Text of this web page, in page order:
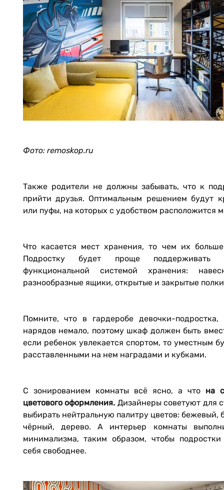
Фото: remoskop.ru
Также родители не должны забывать, что к
прийти друзья. Оптимальным решением будут
или пуфы, на которых с удобством расположится
Что касается мест хранения, то чем их
Подростку будет проще поддерживать
функциональной системой хранения:
разнообразные ящики, открытые и закрытые
Помните, что в гардеробе девочки-подростка,
нарядов немало, поэтому шкаф должен быть
если ребенок увлекается спортом, то уместным
расставленными на нем наградами и кубками.
С зонированием комнаты всё ясно, а что на
цветового оформления. Дизайнеры советуют для
выбирать нейтральную палитру цветов: бежевый,
чёрный, дерево. А интерьер комнаты
минимализма, таким образом, чтобы подростки
себя свободнее.